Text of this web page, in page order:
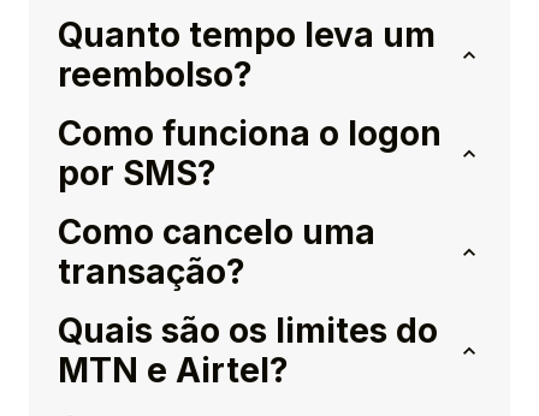
Quanto tempo leva um
reembolso?
Como funciona o logon
por SMS?
Como cancelo uma
transação?
Quais são os limites do
MTN e Airtel?